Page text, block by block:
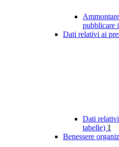
pubblicare
Dati relativi ai
Dati
tabelle) 1
Benessere